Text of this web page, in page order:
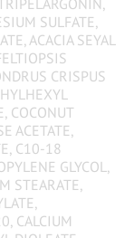
SULFATE,
ACACIA SEYAL
CRISPUS
COCONUT
ACETATE,
C10-18
GLYCOL,
STEARATE,
CALCIUM